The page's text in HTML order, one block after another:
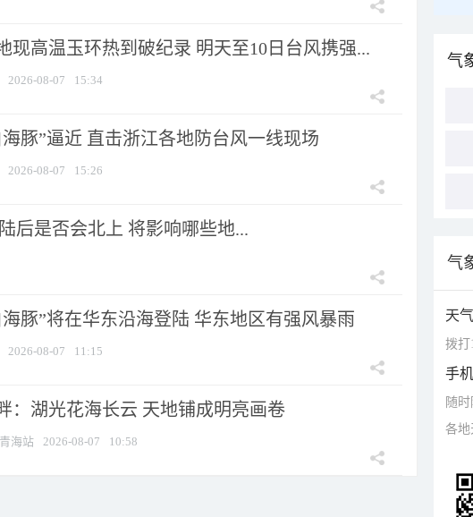
现高温玉环热到破纪录 明天至10日台风携强...
2026-08-07 15:34
海豚”逼近 直击浙江各地防台风一线现场
2026-08-07 15:26
后是否会北上 将影响哪些地...
海豚”将在华东沿海登陆 华东地区有强风暴雨
2026-08-07 11:15
：湖光花海长云 天地铺成明亮画卷
海站 2026-08-07 10:58
气
气
天
拨打
手
随
各地